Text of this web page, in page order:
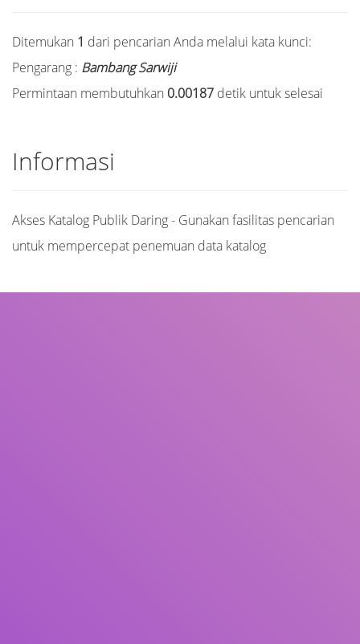
Ditemukan 1 dari pencarian Anda melalui kata kunci:
Pengarang : Bambang Sarwiji
Permintaan membutuhkan 0.00187 detik untuk selesai
Informasi
Akses Katalog Publik Daring - Gunakan fasilitas pencarian
untuk mempercepat penemuan data katalog